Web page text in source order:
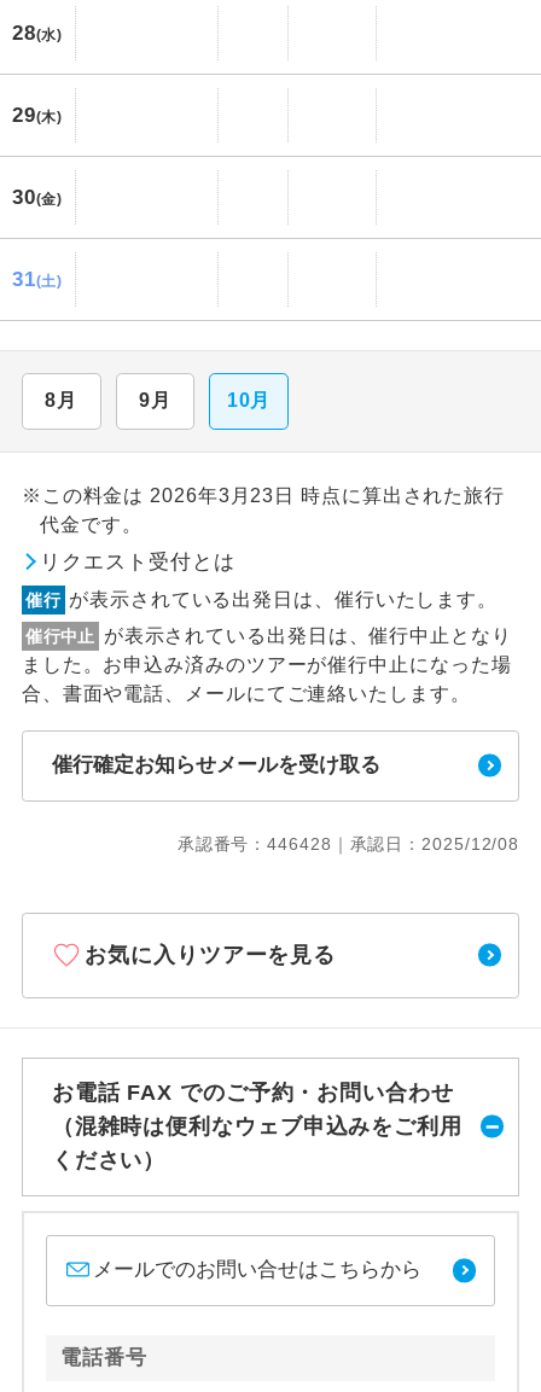
28(水)
29(木)
30(金)
31(土)
8月 9月 10月
※この料金は 2026年3月23日 時点に算出された旅行
代金です。
リクエスト受付とは
催行 が表示されている出発日は、催行いたします。
催行中止
が表示されている出発日は、催行中止となり
ました。お申込み済みのツアーが催行中止になった場
合、書面や電話、メールにてご連絡いたします。
催行確定お知らせメールを受け取る
承認番号：446428｜承認日：2025/12/08
お気に入りツアーを見る
お電話 FAX でのご予約・お問い合わせ
（混雑時は便利なウェブ申込みをご利用
ください）
メールでのお問い合せはこちらから
電話番号